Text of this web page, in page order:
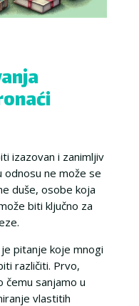
izazovan i zanimljiv
odnosu ne može se
duše, osobe koja
biti ključno za
pitanje koje mnogi
različiti. Prvo,
sanjamo u
vlastitih